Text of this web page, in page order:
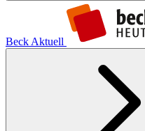
Beck Aktuell